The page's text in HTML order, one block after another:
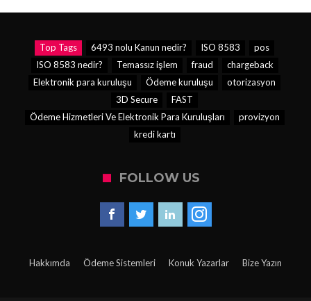
Top Tags 6493 nolu Kanun nedir? ISO 8583
pos
ISO 8583 nedir?
Temassız işlem fraud
chargeback
Elektronik para kuruluşu
Ödeme kuruluşu
otorizasyon
3D Secure
FAST
Ödeme Hizmetleri Ve Elektronik Para Kuruluşları
provizyon
kredi kartı
FOLLOW US
Hakkımda Ödeme Sistemleri Konuk Yazarlar Bize Yazın